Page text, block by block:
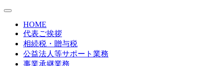
HOME
代表ご挨拶
相続税・贈与税
公益法人等サポート業務
事業承継業務